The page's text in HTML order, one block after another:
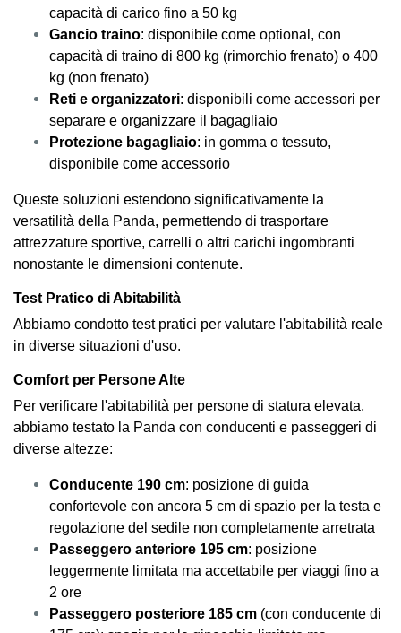
capacità di carico fino a 50 kg
Gancio traino: disponibile come optional, con
capacità di traino di 800 kg (rimorchio frenato) o 400
kg (non frenato)
Reti e organizzatori: disponibili come accessori per
separare e organizzare il bagagliaio
Protezione bagagliaio: in gomma o tessuto,
disponibile come accessorio
Queste soluzioni estendono significativamente la
versatilità della Panda, permettendo di trasportare
attrezzature sportive, carrelli o altri carichi ingombranti
nonostante le dimensioni contenute.
Test Pratico di Abitabilità
Abbiamo condotto test pratici per valutare l'abitabilità reale
in diverse situazioni d'uso.
Comfort per Persone Alte
Per verificare l'abitabilità per persone di statura elevata,
abbiamo testato la Panda con conducenti e passeggeri di
diverse altezze:
Conducente 190 cm: posizione di guida
confortevole con ancora 5 cm di spazio per la testa e
regolazione del sedile non completamente arretrata
Passeggero anteriore 195 cm: posizione
leggermente limitata ma accettabile per viaggi fino a
2 ore
Passeggero posteriore 185 cm (con conducente di